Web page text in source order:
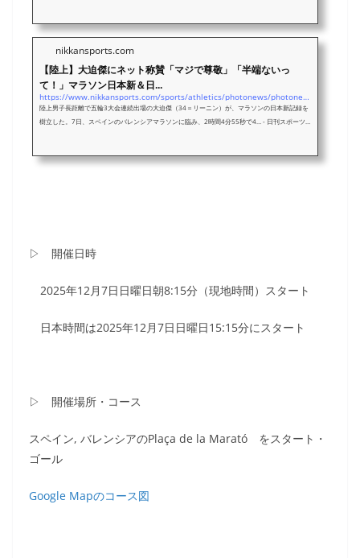
nikkansports.com
【陸上】大迫傑にネット称賛「マジで尊敬」「半端ないっ
て！」マラソン日本新＆日...
https://www.nikkansports.com/sports/athletics/photonews/photonews_nsInc_202512080000292-1.html
陸上男子長距離で五輪3大会連続出場の大迫傑（34＝リーニン）が、マラソンの日本新記録を
樹立した。7日、スペインのバレンシアマラソンに臨み、2時間4分55秒で4… - 日刊スポーツ
▷ 開催日時
2025年12月7日日曜日朝8:15分（現地時間）スタート
日本時間は2025年12月7日日曜日15:15分にスタート
▷ 開催場所・コース
スペイン, バレンシアのPlaça de la Marató をスタート・
ゴール
Google Mapのコース図